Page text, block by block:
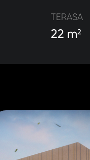
TERASA
22 m2